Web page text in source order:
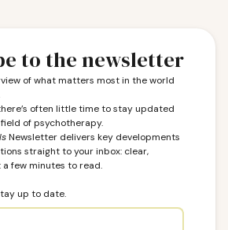
to the newsletter
of what matters most in the world
often little time to stay updated
of psychotherapy.
Newsletter delivers key developments
straight to your inbox: clear,
few minutes to read.
up to date.